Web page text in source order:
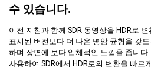
수 있습니다.
이전 지침과 함께 SDR 동영상을 HDR로
표시된 버전보다 더 나은 명암 균형을 갖
하며 장면에 보다 입체적인 느낌을 줍니다
사용하여 SDR에서 HDR로의 변환을 빠르